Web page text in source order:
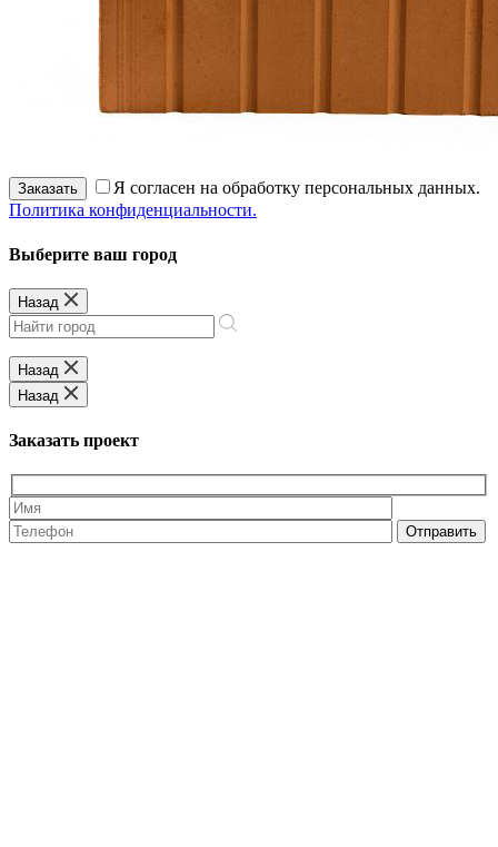
Заказать
Я согласен на обработку персональных данных.
Политика конфиденциальности.
Выберите ваш город
Назад
Назад
Назад
Заказать проект